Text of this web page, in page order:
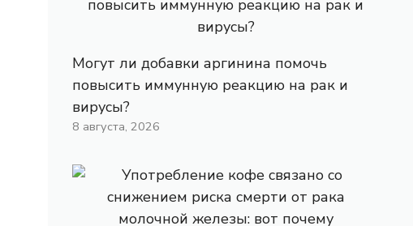
Могут ли добавки аргинина помочь
повысить иммунную реакцию на рак и
вирусы?
8 августа, 2026